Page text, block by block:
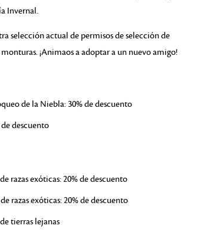
Invernal.
selección actual de permisos de selección de
¡Animaos a adoptar a un nuevo amigo!
de la Niebla: 30% de descuento
descuento
razas exóticas: 20% de descuento
razas exóticas: 20% de descuento
tierras lejanas